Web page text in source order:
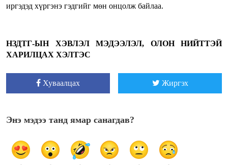
иргэдэд хүргэнэ гэдгийг мөн онцолж байлаа.
НЗДТГ-ЫН ХЭВЛЭЛ МЭДЭЭЛЭЛ, ОЛОН НИЙТТЭЙ
ХАРИЛЦАХ ХЭЛТЭС
Хуваалцах Жиргэх
Энэ мэдээ танд ямар санагдав?